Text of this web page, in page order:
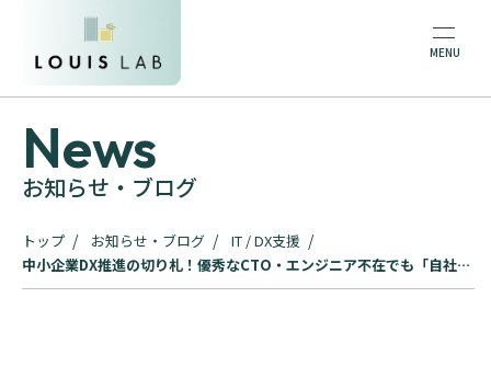
News
お知らせ・ブログ
トップ お知らせ・ブログ
IT / DX支援
中小企業DX推進の切り札！優秀なCTO・エンジニア不在でも「自社開
発レベル」を実現するFractional CxO戦略